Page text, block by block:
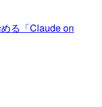
る「Claude on